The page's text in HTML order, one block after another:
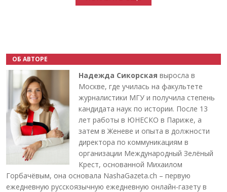
ОБ АВТОРЕ
Надежда Сикорская выросла в
Москве, где училась на факультете
журналистики МГУ и получила степень
кандидата наук по истории. После 13
лет работы в ЮНЕСКО в Париже, а
затем в Женеве и опыта в должности
директора по коммуникациям в
организации Международный Зелёный
Крест, основанной Михаилом
Горбачёвым, она основала NashaGazeta.ch – первую
ежедневную русскоязычную ежедневную онлайн-газету в